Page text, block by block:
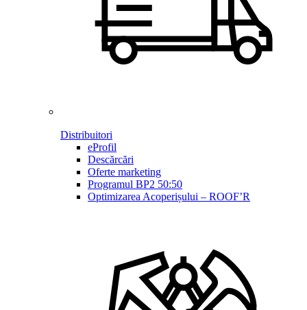
Distribuitori
eProfil
Descărcări
Oferte marketing
Programul BP2 50:50
Optimizarea Acoperișului – ROOF’R